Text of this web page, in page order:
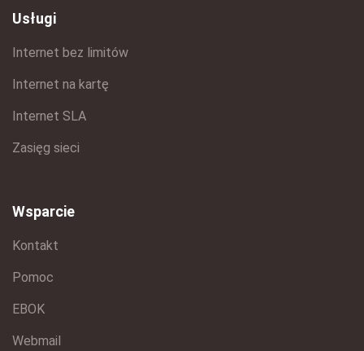
Usługi
Internet bez limitów
Internet na kartę
Internet SLA
Zasięg sieci
Wsparcie
Kontakt
Pomoc
EBOK
Webmail